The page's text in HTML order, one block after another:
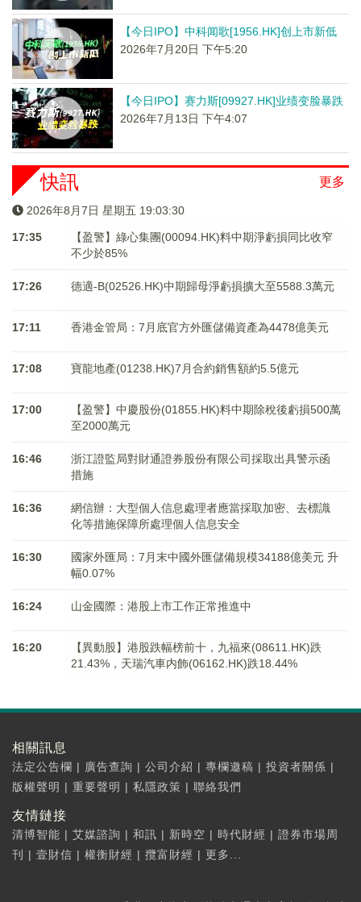
【今日IPO】中科闻歌[1956.HK]创上市新低
2026年7月20日 下午5:20
【今日IPO】赛力斯[09927.HK]业绩变脸暴跌
2026年7月13日 下午4:07
更多
快訊
2026年8月7日 星期五 19:03:31
17:35
【盈警】綠心集團(00094.HK)料中期淨虧損同比收窄
不少於85%
17:26 德適-B(02526.HK)中期歸母淨虧損擴大至5588.3萬元
17:11 香港金管局：7月底官方外匯儲備資產為4478億美元
17:08 寶龍地產(01238.HK)7月合約銷售額約5.5億元
17:00
【盈警】中慶股份(01855.HK)料中期除稅後虧損500萬
至2000萬元
16:46
浙江證監局對財通證券股份有限公司採取出具警示函
措施
16:36
網信辦：大型個人信息處理者應當採取加密、去標識
化等措施保障所處理個人信息安全
16:30
國家外匯局：7月末中國外匯儲備規模34188億美元 升
幅0.07%
16:24 山金國際：港股上市工作正常推進中
16:20
【異動股】港股跌幅榜前十，九福來(08611.HK)跌
21.43%，天瑞汽車内飾(06162.HK)跌18.44%
相關訊息
法定公告欄 | 廣告查詢 | 公司介紹 | 專欄邀稿 | 投資者關係 |
版權聲明 | 重要聲明 | 私隱政策 | 聯絡我們
友情鏈接
清博智能 | 艾媒諮詢 | 和訊 | 新時空 | 時代財經 | 證券市場周
刊
| 壹財信 | 權衡財經 | 攬富財經 | 更多...